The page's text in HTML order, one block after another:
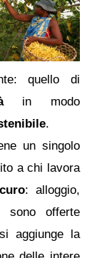
quello di
in modo
.
un singolo
a chi lavora
: alloggio,
sono offerte
aggiunge la